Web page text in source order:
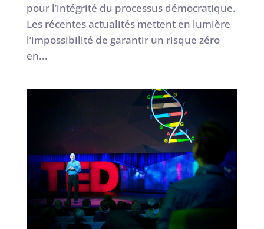
pour l’intégrité du processus démocratique.
Les récentes actualités mettent en lumière
l’impossibilité de garantir un risque zéro
en...